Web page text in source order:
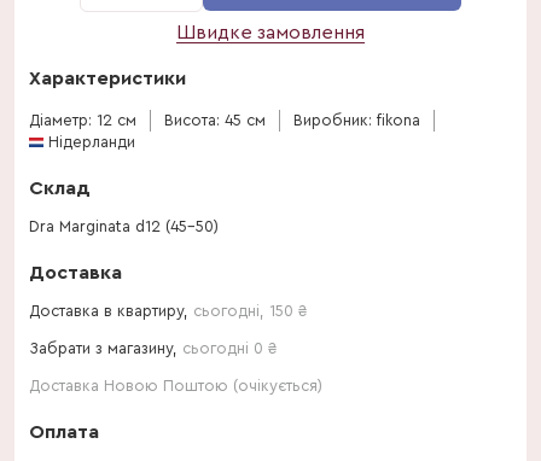
Швидке замовлення
Характеристики
Діаметр: 12 см Висота: 45 см
Виробник: fikona
Нідерланди
Склад
Dra Marginata d12 (45-50)
Доставка
Доставка в квартиру, сьогодні 150 ₴
Забрати з магазину, сьогодні 0 ₴
Доставка Новою Поштою (очікується)
Оплата